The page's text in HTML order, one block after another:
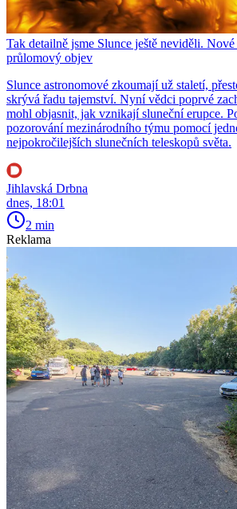
Tak detailně jsme Slunce ještě neviděli.
průlomový objev
Slunce astronomové zkoumají už staletí,
skrývá řadu tajemství. Nyní vědci poprvé
mohl objasnit, jak vznikají sluneční erupce.
pozorování mezinárodního týmu pomocí
nejpokročilejších slunečních teleskopů světa.
Jihlavská Drbna
dnes, 18:01
2 min
Reklama